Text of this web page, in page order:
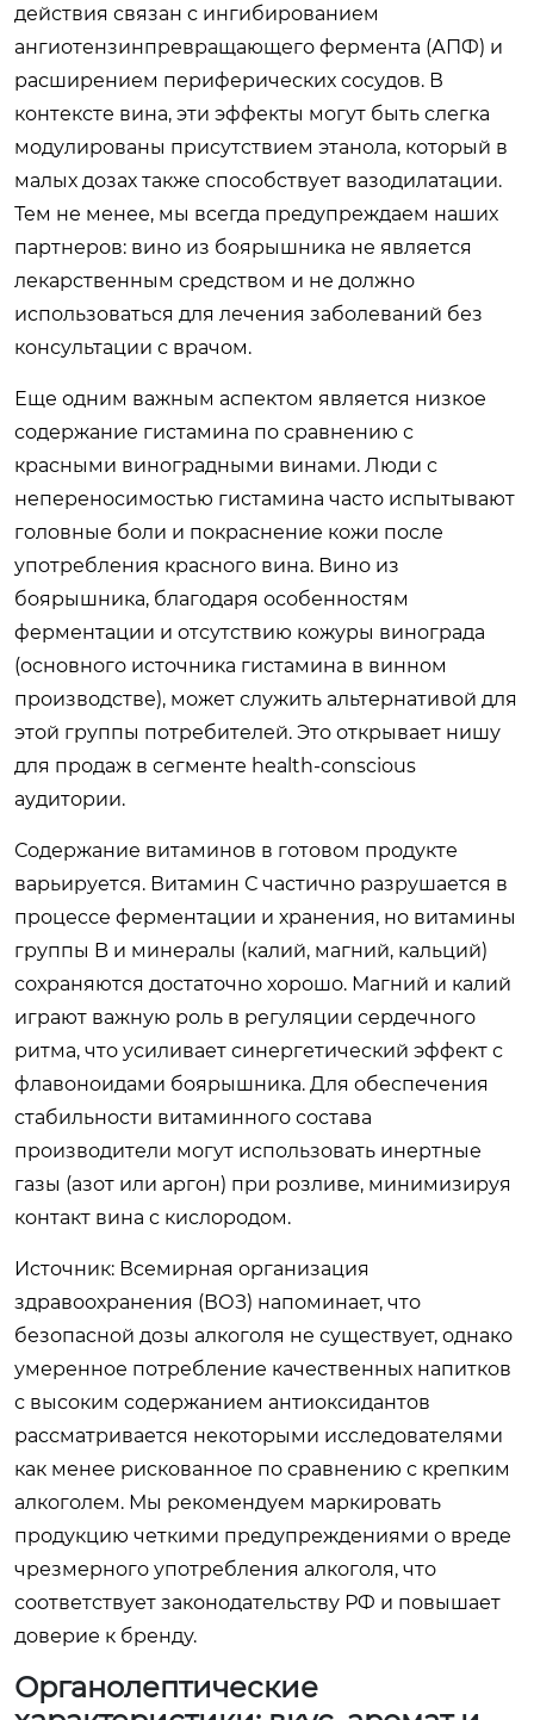
действия связан с ингибированием
ангиотензинпревращающего фермента (АПФ) и
расширением периферических сосудов. В
контексте вина, эти эффекты могут быть слегка
модулированы присутствием этанола, который в
малых дозах также способствует вазодилатации.
Тем не менее, мы всегда предупреждаем наших
партнеров: вино из боярышника не является
лекарственным средством и не должно
использоваться для лечения заболеваний без
консультации с врачом.
Еще одним важным аспектом является низкое
содержание гистамина по сравнению с
красными виноградными винами. Люди с
непереносимостью гистамина часто испытывают
головные боли и покраснение кожи после
употребления красного вина. Вино из
боярышника, благодаря особенностям
ферментации и отсутствию кожуры винограда
(основного источника гистамина в винном
производстве), может служить альтернативой для
этой группы потребителей. Это открывает нишу
для продаж в сегменте health-conscious
аудитории.
Содержание витаминов в готовом продукте
варьируется. Витамин С частично разрушается в
процессе ферментации и хранения, но витамины
группы B и минералы (калий, магний, кальций)
сохраняются достаточно хорошо. Магний и калий
играют важную роль в регуляции сердечного
ритма, что усиливает синергетический эффект с
флавоноидами боярышника. Для обеспечения
стабильности витаминного состава
производители могут использовать инертные
газы (азот или аргон) при розливе, минимизируя
контакт вина с кислородом.
Источник: Всемирная организация
здравоохранения (ВОЗ) напоминает, что
безопасной дозы алкоголя не существует, однако
умеренное потребление качественных напитков
с высоким содержанием антиоксидантов
рассматривается некоторыми исследователями
как менее рискованное по сравнению с крепким
алкоголем. Мы рекомендуем маркировать
продукцию четкими предупреждениями о вреде
чрезмерного употребления алкоголя, что
соответствует законодательству РФ и повышает
доверие к бренду.
Органолептические